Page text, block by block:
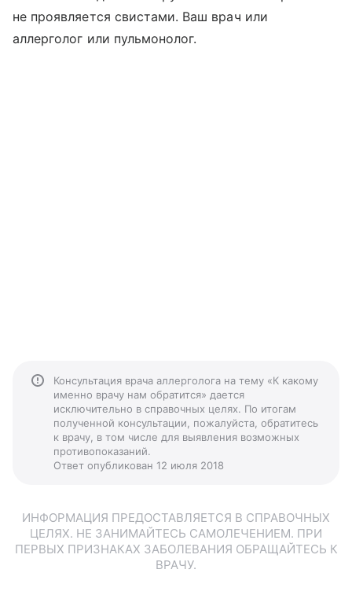
не проявляется свистами. Ваш врач или
аллерголог или пульмонолог.
Консультация врача аллерголога на тему «К какому
именно врачу нам обратится» дается
исключительно в справочных целях. По итогам
полученной консультации, пожалуйста, обратитесь
к врачу, в том числе для выявления возможных
противопоказаний.
Ответ опубликован 12 июля 2018
ИНФОРМАЦИЯ ПРЕДОСТАВЛЯЕТСЯ В СПРАВОЧНЫХ
ЦЕЛЯХ. НЕ ЗАНИМАЙТЕСЬ САМОЛЕЧЕНИЕМ. ПРИ
ПЕРВЫХ ПРИЗНАКАХ ЗАБОЛЕВАНИЯ ОБРАЩАЙТЕСЬ К
ВРАЧУ.